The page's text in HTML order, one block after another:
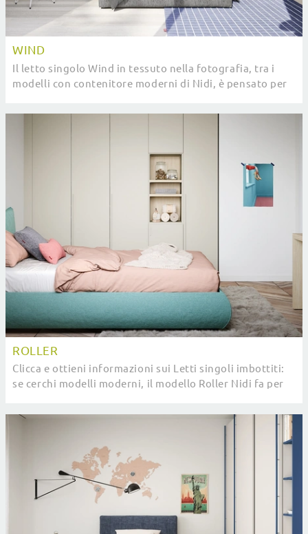
WIND
Il letto singolo Wind in tessuto nella fotografia, tra i
modelli con contenitore moderni di Nidi, è pensato per
ROLLER
Clicca e ottieni informazioni sui Letti singoli imbottiti:
se cerchi modelli moderni, il modello Roller Nidi fa per